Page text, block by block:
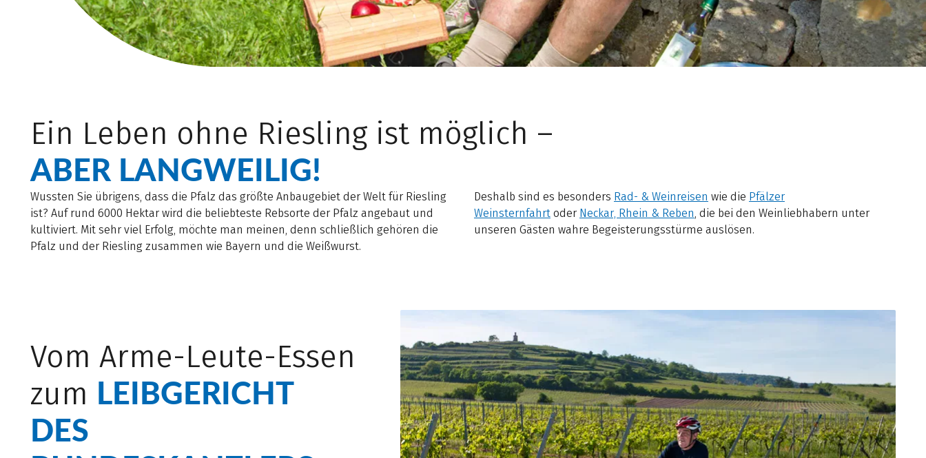
Ein Leben ohne Riesling ist möglich –
ABER LANGWEILIG!
Wussten Sie übrigens, dass die Pfalz das größte Anbaugebiet der Welt für Riesling
ist? Auf rund 6000 Hektar wird die beliebteste Rebsorte der Pfalz angebaut und
kultiviert. Mit sehr viel Erfolg, möchte man meinen, denn schließlich gehören die
Pfalz und der Riesling zusammen wie Bayern und die Weißwurst.
Deshalb sind es besonders Rad- & Weinreisen wie die Pfälzer
Weinsternfahrtoder Neckar, Rhein & Reben , die bei den Weinliebhabern unter
unseren Gästen wahre Begeisterungsstürme auslösen.
Vom Arme-Leute-Essen
zum LEIBGERICHT
DES